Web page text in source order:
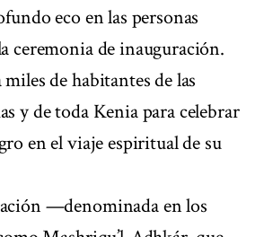
eco en las personas
ceremonia de inauguración.
de habitantes de las
y de toda Kenia para celebrar
en el viaje espiritual de su
—denominada en los